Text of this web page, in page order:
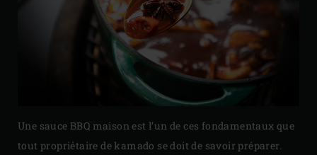
Une sauce BBQ maison est l’un de ces fondamentaux que
tout propriétaire de kamado se doit de savoir préparer.